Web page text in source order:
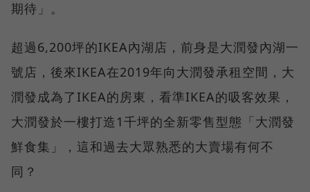
期待」。
超過6,200坪的IKEA內湖店，前身是大潤發內湖一
號店，後來IKEA在2019年向大潤發承租空間，大
潤發成為了IKEA的房東，看準IKEA的吸客效果，
大潤發於一樓打造1千坪的全新零售型態「大潤發
鮮食集」，這和過去大眾熟悉的大賣場有何不
同？